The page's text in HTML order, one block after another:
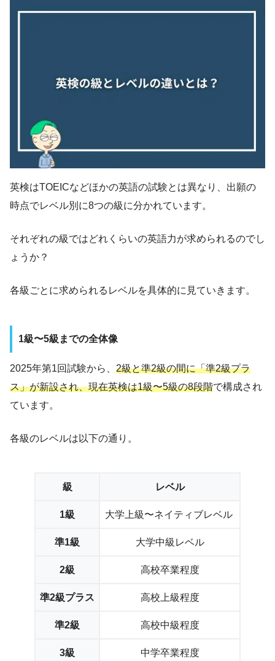
英検はTOEICなどほかの英語の試験とは異なり、出願の
時点でレベル別に8つの級に分かれています。
それぞれの級ではどれくらいの英語力が求められるのでし
ょうか？
各級ごとに求められるレベルを具体的に見ていきます。
1級〜5級までの全体像
2025年第1回試験から、 2級と準2級の間に「準2級プラ
ス」が新設され、現在英検は1級〜5級の8段階で構成され
ています。
各級のレベルは以下の通り。
級 レベル
1級 大学上級〜ネイティブレベル
準1級 大学中級レベル
2級 高校卒業程度
準2級プラス 高校上級程度
準2級 高校中級程度
3級 中学卒業程度